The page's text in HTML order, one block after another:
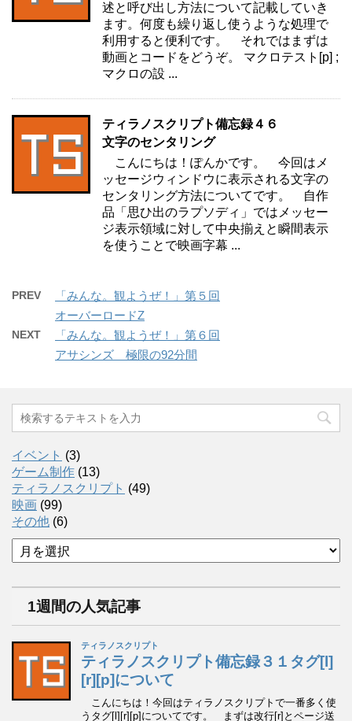
述と呼び出し方法について記載していき
ます。何度も繰り返し使うような処理で
利用すると便利です。 それではまずは
動画とコードをどうぞ。 マクロテスト[p] ;
マクロの設 ...
ティラノスクリプト備忘録４６
文字のセンタリング
こんにちは！ぽんかです。 今回はメ
ッセージウィンドウに表示される文字の
センタリング方法についてです。 自作
品「思ひ出のラプソディ」ではメッセー
ジ表示領域に対して中央揃えと瞬間表示
を使うことで映画字幕 ...
PREV
「みんな。観ようぜ！」第５回
オーバーロードZ
NEXT
「みんな。観ようぜ！」第６回
アサシンズ 極限の92分間
イベント (3)
ゲーム制作 (13)
ティラノスクリプト (49)
映画 (99)
その他 (6)
ア
ー
1週間の人気記事